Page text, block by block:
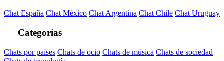
Chat España Chat México Chat Argentina Chat Chile Chat Uruguay
Categorías
Chats por países Chats de ocio Chats de música Chats de sociedad